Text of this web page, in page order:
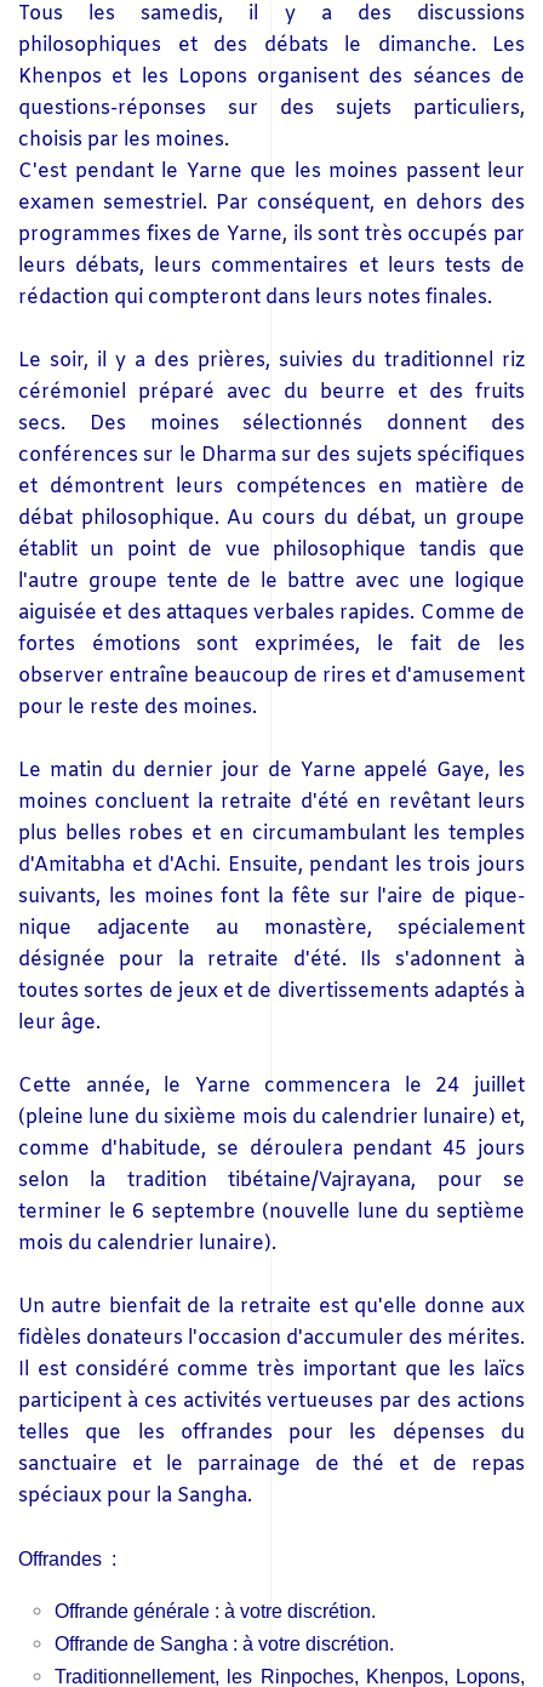
Tous les samedis, il y a des discussions
philosophiques et des débats le dimanche. Les
Khenpos et les Lopons organisent des séances de
questions-réponses sur des sujets particuliers,
choisis par les moines.
C'est pendant le Yarne que les moines passent leur
examen semestriel. Par conséquent, en dehors des
programmes fixes de Yarne, ils sont très occupés par
leurs débats, leurs commentaires et leurs tests de
rédaction qui compteront dans leurs notes finales.
Le soir, il y a des prières, suivies du traditionnel riz
cérémoniel préparé avec du beurre et des fruits
secs. Des moines sélectionnés donnent des
conférences sur le Dharma sur des sujets spécifiques
et démontrent leurs compétences en matière de
débat philosophique. Au cours du débat, un groupe
établit un point de vue philosophique tandis que
l'autre groupe tente de le battre avec une logique
aiguisée et des attaques verbales rapides. Comme de
fortes émotions sont exprimées, le fait de les
observer entraîne beaucoup de rires et d'amusement
pour le reste des moines.
Le matin du dernier jour de Yarne appelé Gaye, les
moines concluent la retraite d'été en revêtant leurs
plus belles robes et en circumambulant les temples
d'Amitabha et d'Achi. Ensuite, pendant les trois jours
suivants, les moines font la fête sur l'aire de pique-
nique adjacente au monastère, spécialement
désignée pour la retraite d'été. Ils s'adonnent à
toutes sortes de jeux et de divertissements adaptés à
leur âge.
Cette année, le Yarne commencera le 24 juillet
(pleine lune du sixième mois du calendrier lunaire) et,
comme d'habitude, se déroulera pendant 45 jours
selon la tradition tibétaine/Vajrayana, pour se
terminer le 6 septembre (nouvelle lune du septième
mois du calendrier lunaire).
Un autre bienfait de la retraite est qu'elle donne aux
fidèles donateurs l'occasion d'accumuler des mérites.
Il est considéré comme très important que les laïcs
participent à ces activités vertueuses par des actions
telles que les offrandes pour les dépenses du
sanctuaire et le parrainage de thé et de repas
spéciaux pour la Sangha.
Offrandes :
Offrande générale : à votre discrétion.
Offrande de Sangha : à votre discrétion.
Traditionnellement, les Rinpoches, Khenpos, Lopons,